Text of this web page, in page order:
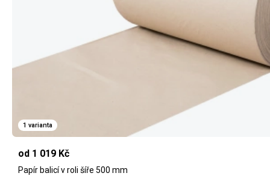
1 varianta
od 1 019 Kč
Papír balicí v roli šíře 500 mm